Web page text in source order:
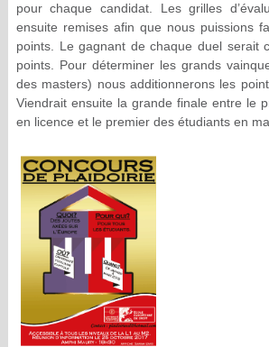
pour chaque candidat. Les grilles
ensuite remises afin que nous puissions
points. Le gagnant de chaque duel serait
points. Pour déterminer les grands
des masters) nous additionnerons les
Viendrait ensuite la grande finale entre le
en licence et le premier des étudiants en